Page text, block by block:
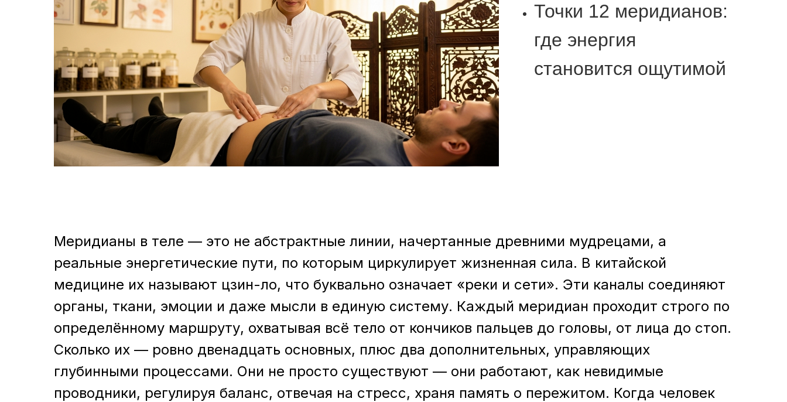
Точки 12 меридианов:
где энергия
становится ощутимой
Меридианы в теле — это не абстрактные линии, начертанные древними мудрецами, а
реальные энергетические пути, по которым циркулирует жизненная сила. В китайской
медицине их называют цзин-ло, что буквально означает «реки и сети». Эти каналы соединяют
органы, ткани, эмоции и даже мысли в единую систему. Каждый меридиан проходит строго по
определённому маршруту, охватывая всё тело от кончиков пальцев до головы, от лица до стоп.
Сколько их — ровно двенадцать основных, плюс два дополнительных, управляющих
глубинными процессами. Они не просто существуют — они работают, как невидимые
проводники, регулируя баланс, отвечая на стресс, храня память о пережитом. Когда человек